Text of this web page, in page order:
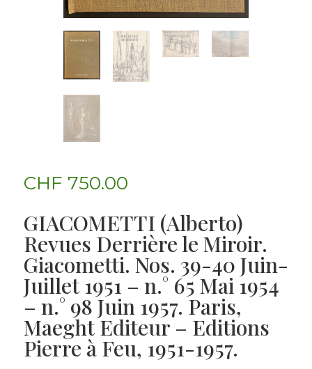
CHF 750.00
GIACOMETTI (Alberto)
Revues Derrière le Miroir.
Giacometti. Nos. 39-40 Juin-
Juillet 1951 – n.° 65 Mai 1954
– n.° 98 Juin 1957. Paris,
Maeght Editeur – Editions
Pierre à Feu, 1951-1957.